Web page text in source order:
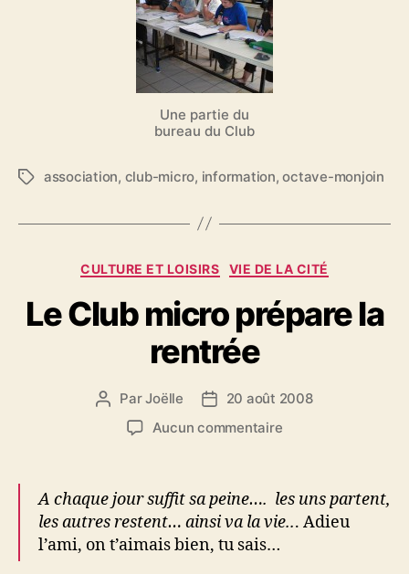
Une partie du
bureau du Club
Étiquettes
association, club-micro, information,octave-monjoin
Catégories
CULTURE ET LOISIRS VIE DE LA CITÉ
Le Club micro prépare la
rentrée
Auteur
l’article
ParJoëlle
Date20 août 2008
Aucun commentairesur
prépare
la
A chaque jour suffit sa peine…. les uns partent,
les autres restent… ainsi va la vie... Adieu
l’ami, on t’aimais bien, tu sais…